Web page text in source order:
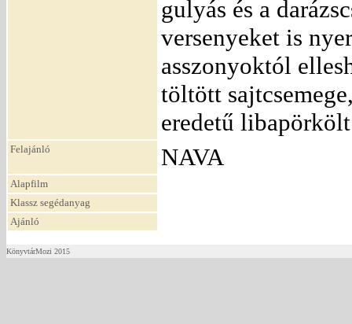
gulyás és a
versenyeket is
asszonyoktól
töltött
eredetű
Felajánló NAVA
Alapfilm
Klassz segédanyag
Ajánló
KönyvtárMozi 2015